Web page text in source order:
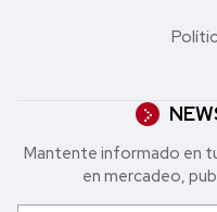
Mantente informado en
en mercadeo,